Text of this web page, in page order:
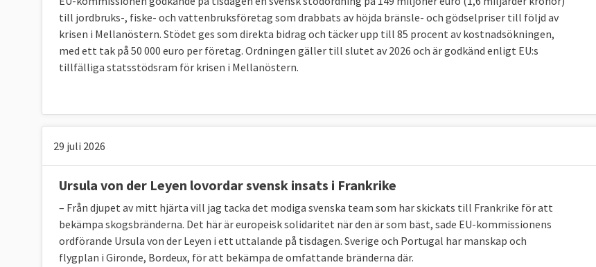
samma linjemed orden “EU är Sveriges viktigaste utrikes- och säkerhetspolitiska arena” och “Det
handlar om jobben, eftersom EU är vår viktigaste marknad”.
Sammantaget, visar Europaportalens undersökningar, tycks syftet med det svenska EU-
medlemskapet framför allt vara att stärka landets ekonomi och utrikes- och säkerhetspolitik.
nedan.
Stor enighet i svensk EU-politik
Den ordinarie lagstiftningen i EU beslutas av det folkvalda Europaparlamentet och EU-ländernas
regeringar i ministerrådet tillsammans. I riksdagsvalet 2022 valde svenska folket vilka partier som
ska styra svensk EU-politik i ministerrådet. Ordningen är att riksdagens EU-nämnd, där alla partier
är representerade, bestämmer EU-politiken och regeringen förhandlar i EU.
till jordbruks-, fiske- och vattenbruksföretag som drabbats av höjda bränsle- och gödselpriser till följd av
krisen i Mellanöstern. Stödet ges som direkta bidrag och täcker upp till 85 procent av kostnadsökningen,
med ett tak på 50 000 euro per företag. Ordningen gäller till slutet av 2026 och är godkänd enligt EU:s
tillfälliga statsstödsram för krisen i Mellanöstern.
29 juli 2026
Ursula von der Leyen lovordar svensk insats i Frankrike
– Från djupet av mitt hjärta vill jag tacka det modiga svenska team som har skickats till Frankrike för att
bekämpa skogsbränderna. Det här är europeisk solidaritet när den är som bäst, sade EU-kommissionens
ordförande Ursula von der Leyen i ett uttalande på tisdagen. Sverige och Portugal har manskap och
flygplan i Gironde, Bordeux, för att bekämpa de omfattande bränderna där.